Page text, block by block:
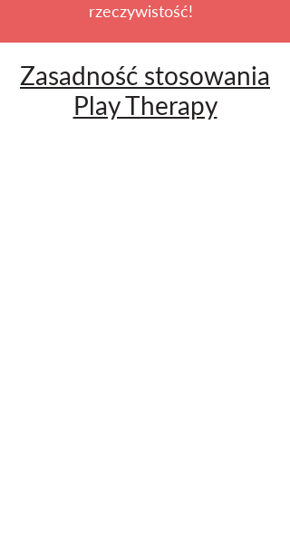
rzeczywistość!
Zasadność stosowania
Play Therapy